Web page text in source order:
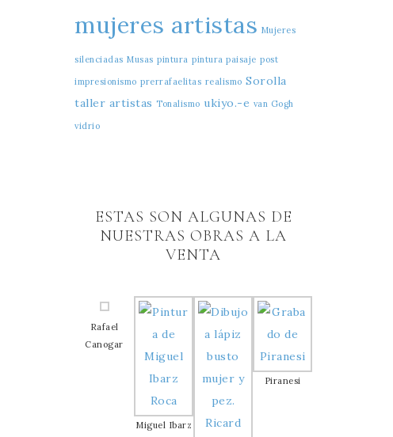
mujeres artistas Mujeres
silenciadas Musas pintura pintura paisaje post
impresionismo prerrafaelitas realismo Sorolla
taller artistas Tonalismo ukiyo.-e van Gogh
vidrio
ESTAS SON ALGUNAS DE
NUESTRAS OBRAS A LA
VENTA
Rafael
Canogar
Miguel Ibarz
Piranesi